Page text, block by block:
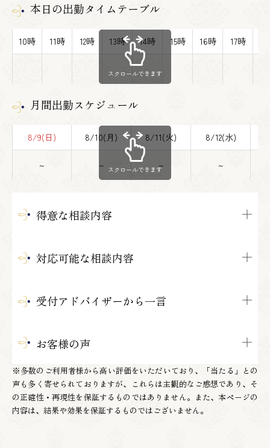
本日の出勤タイムテーブル
10時 11時 12時 13時 14時 15時 16時 17時
スクロールできます
月間出勤スケジュール
8/9(日) 8/10(月) 8/11(火) 8/12(水)
~ ~ ~ ~
スクロールできます
得意な相談内容
対応可能な相談内容
受付アドバイザーから一言
お客様の声
※多数のご利用者様から高い評価をいただいており、「当たる」との
声も多く寄せられておりますが、これらは主観的なご感想であり、そ
の正確性・再現性を保証するものではありません。また、本ページの
内容は、結果や効果を保証するものではございません。